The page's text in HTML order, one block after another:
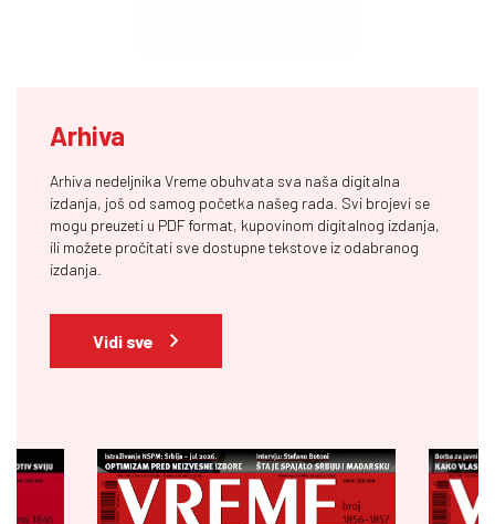
Arhiva
Arhiva nedeljnika Vreme obuhvata sva naša digitalna
izdanja, još od samog početka našeg rada. Svi brojevi se
mogu preuzeti u PDF format, kupovinom digitalnog izdanja,
ili možete pročitati sve dostupne tekstove iz odabranog
izdanja.
Vidi sve